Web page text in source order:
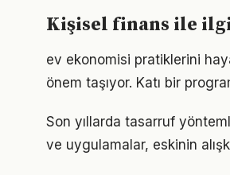
Kişisel finans ile
ev ekonomisi pratiklerini
önem taşıyor. Katı bir
Son yıllarda tasarruf
ve uygulamalar, eskinin